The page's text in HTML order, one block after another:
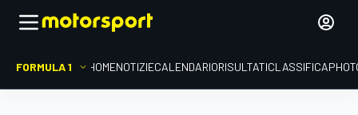
FORMULA 1 HOMENOTIZIECALENDARIORISULTATICLASSIFICA